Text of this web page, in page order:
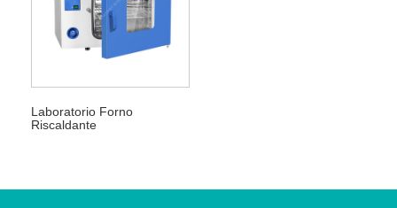
Laboratorio Forno
Riscaldante